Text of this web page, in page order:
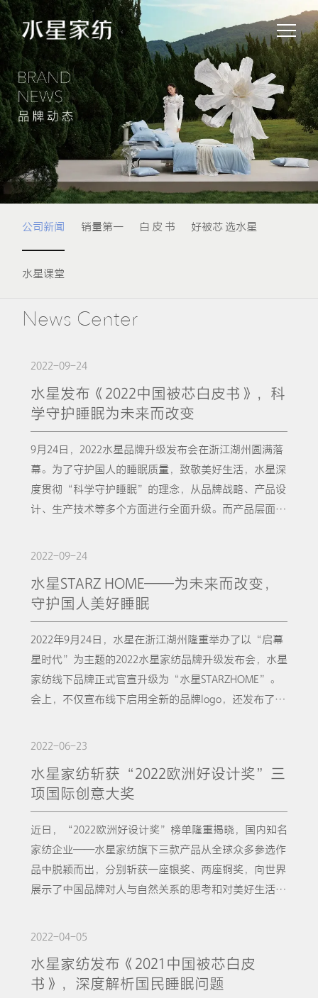
公司新闻 销量第一 白 皮 书 好被芯 选水星
水星课堂
News Center
2022-09-24
水星发布《2022中国被芯白皮书》，科
学守护睡眠为未来而改变
9月24日，2022水星品牌升级发布会在浙江湖州圆满落
幕。为了守护国人的睡眠质量，致敬美好生活，水星深
度贯彻“科学守护睡眠”的理念，从品牌战略、产品设
计、生产技术等多个方面进行全面升级。而产品层面升
眠研究会、水星家纺三方联合发布的《2022中国被芯白
业联合会副会长杨兆华先生、中国家用纺织品行业协会
会长朱晓红女士、中国睡眠研究会理事长黄志力先生也
书》发布祝辞。 自2020年水星家纺实施被芯战略以
来，被芯白皮书项目从未停止探索的脚步。随着越来越
多的受访者参与到这项社会调研活动中，水星家纺对于
国内消费者睡眠健康状况和寝具被芯认知的了解也越发
家纺尽全力做到保持严肃客观的工作态度，致力于让这
本《2022中国被芯白皮书》更深、更广、更专业、更可
靠。 整本白皮书共分为5个部分，分别为：研究方法介
活的影响分析、中国消费者被芯使用现状和购买分析与
中国功能被芯产品发展现状分析。5大板块丝丝相扣、
逻辑紧密且通俗易懂，深度的调研与洞察，为整个家纺
行业提供许多值得借鉴的参考内容，指引了未来的发展
比有所上升，数据从2020年的56.8%上升到2022年的6
7.2%。但中国国民睡眠质量因素依然受到心理、环境及
2022-09-24
水星STARZ HOME——为未来而改变，
守护国人美好睡眠
2022年9月24日，水星在浙江湖州隆重举办了以“启幕
星时代”为主题的2022水星家纺品牌升级发布会，水星
家纺线下品牌正式官宣升级为“水星STARZHOME”。
会上，不仅宣布线下启用全新的品牌logo，还发布了由
写的《2022中国被芯白皮书》，以及国内市场地位声明
始至终都关注着国人睡眠的状态，秉承着“科学守护睡
眠”的理念，此次率先升级，以超凡的勇气和大胆的创
面升级一直以来，进入家纺行业的壁垒较低，产品同质
化较严重，家纺行业面临了创新引领不足、质量精细化
水平不高、智能化发展不充分等困境。为推动高质量发
展和创造高品质生活提供有力支撑，水星率先决定以创
此，早在2020年水星家纺就确立了被芯战略，提出
了“好被芯选水星”的品牌主张。旨在传承品牌DNA，
强化核心品类优势，打造细分市场竞争力。随着消费市
2022-06-23
水星家纺斩获“2022欧洲好设计奖”三
项国际创意大奖
近日，“2022欧洲好设计奖”榜单隆重揭晓，国内知名
家纺企业——水星家纺旗下三款产品从全球众多参选作
品中脱颖而出，分别斩获一座银奖、两座铜奖，向世界
展示了中国品牌对人与自然关系的思考和对美好生活的
在德国慕尼黑设立，至今已有30年的历史。它是欧洲知
名设计奖项之一，每年举办一次，致力于发掘和表彰最
2022-04-05
水星家纺发布《2021中国被芯白皮
书》，深度解析国民睡眠问题